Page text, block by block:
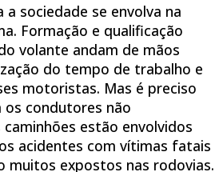
a sociedade se envolva na
Formação e qualificação
volante andam de mãos
do tempo de trabalho e
motoristas. Mas é preciso
condutores não
estão envolvidos
acidentes com vítimas fatais
muitos expostos nas rodovias.